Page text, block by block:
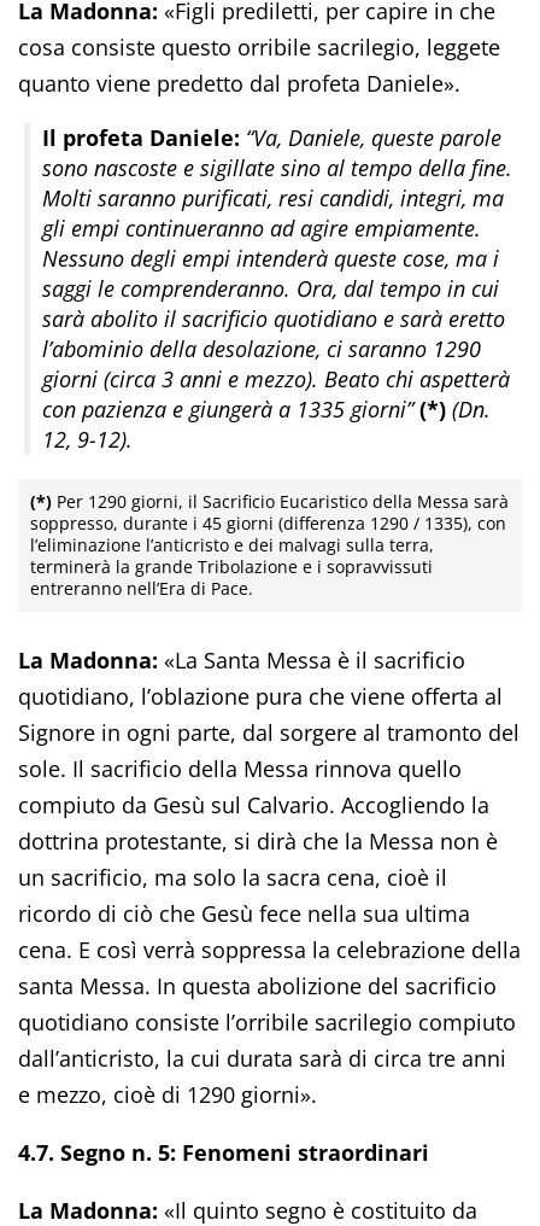
La Madonna: «Figli prediletti, per capire in che
cosa consiste questo orribile sacrilegio, leggete
quanto viene predetto dal profeta Daniele».
Il profeta Daniele: “Va, Daniele, queste parole
sono nascoste e sigillate sino al tempo della fine.
Molti saranno purificati, resi candidi, integri, ma
gli empi continueranno ad agire empiamente.
Nessuno degli empi intenderà queste cose, ma i
saggi le comprenderanno. Ora, dal tempo in cui
sarà abolito il sacrificio quotidiano e sarà eretto
l’abominio della desolazione, ci saranno 1290
giorni (circa 3 anni e mezzo). Beato chi aspetterà
con pazienza e giungerà a 1335 giorni”(*) (Dn.
12, 9-12).
(*) Per 1290 giorni, il Sacrificio Eucaristico della Messa sarà
soppresso, durante i 45 giorni (differenza 1290 / 1335), con
l’eliminazione l’anticristo e dei malvagi sulla terra,
terminerà la grande Tribolazione e i sopravvissuti
entreranno nell’Era di Pace.
La Madonna: «La Santa Messa è il sacrificio
quotidiano, l’oblazione pura che viene offerta al
Signore in ogni parte, dal sorgere al tramonto del
sole. Il sacrificio della Messa rinnova quello
compiuto da Gesù sul Calvario. Accogliendo la
dottrina protestante, si dirà che la Messa non è
un sacrificio, ma solo la sacra cena, cioè il
ricordo di ciò che Gesù fece nella sua ultima
cena. E così verrà soppressa la celebrazione della
santa Messa. In questa abolizione del sacrificio
quotidiano consiste l’orribile sacrilegio compiuto
dall’anticristo, la cui durata sarà di circa tre anni
e mezzo, cioè di 1290 giorni».
4.7. Segno n. 5: Fenomeni straordinari
La Madonna: «Il quinto segno è costituito da